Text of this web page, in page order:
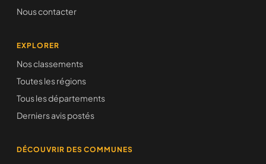
Nous contacter
EXPLORER
Nos classements
Toutes les régions
Tous les départements
Derniers avis postés
DÉCOUVRIR DES COMMUNES